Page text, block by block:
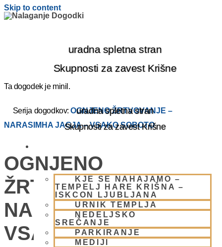
Skip to content
uradna spletna stran
Skupnosti za zavest Krišne
uradna spletna stran
Skupnosti za zavest Krišne
KJE SE NAHAJAMO –
TEMPELJ HARE KRIŠNA –
ISKCON LJUBLJANA
URNIK TEMPLJA
NEDELJSKO
SREČANJE
PARKIRANJE
MEDIJI
Ta dogodek je minil.
Serija dogodkov:OGNJENO ŽRTVOVANJE –
NARASIMHA JAGJA – VSAKO SOBOTO
OGNJENO
ŽRTVOVANJE –
NARASIMHA JAGJA –
VSAKO SOBOTO